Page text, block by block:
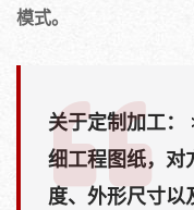
模式。
关于定制加工：
细工程图纸，对
度、外形尺寸以